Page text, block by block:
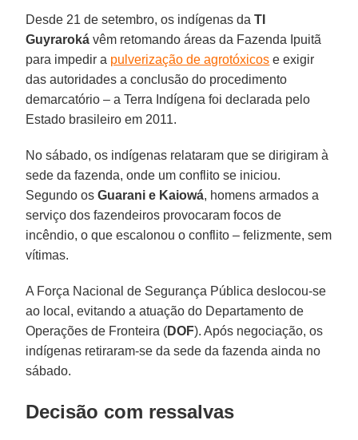
Desde 21 de setembro, os indígenas da TI
Guyraroká vêm retomando áreas da Fazenda Ipuitã
para impedir a pulverização de agrotóxicos e exigir
das autoridades a conclusão do procedimento
demarcatório – a Terra Indígena foi declarada pelo
Estado brasileiro em 2011.
No sábado, os indígenas relataram que se dirigiram à
sede da fazenda, onde um conflito se iniciou.
Segundo osGuarani e Kaiowá, homens armados a
serviço dos fazendeiros provocaram focos de
incêndio, o que escalonou o conflito – felizmente, sem
vítimas.
A Força Nacional de Segurança Pública deslocou-se
ao local, evitando a atuação do Departamento de
Operações de Fronteira (DOF). Após negociação, os
indígenas retiraram-se da sede da fazenda ainda no
sábado.
Decisão com ressalvas